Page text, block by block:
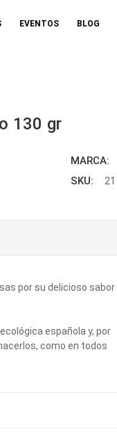
EVENTOS BLOG
130 gr
MARCA:
SKU:
por su delicioso sabor
española y, por
como en todos